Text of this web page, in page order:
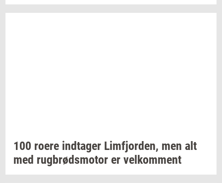
100 roere ind­ta­ger Lim­fjor­den, men alt
med rug­brøds­mo­tor er vel­kom­ment